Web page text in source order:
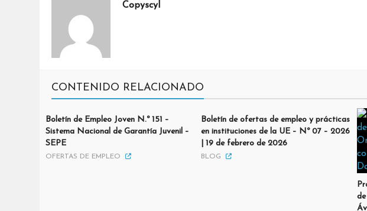
Copyscyl
CONTENIDO RELACIONADO
Boletín de Empleo Joven N.º 151 –
Sistema Nacional de Garantía Juvenil –
SEPE
OFERTAS DE EMPLEO
Boletín de ofertas de empleo y prácticas
en instituciones de la UE – Nº 07 – 2026
| 19 de febrero de 2026
BLOG